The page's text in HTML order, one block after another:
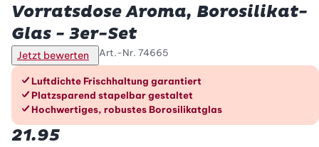
Vorratsdose Aroma, Borosilikat-
Glas - 3er-Set
Jetzt bewerten Art.-Nr. 74665
Die Vorteile im Überblick
Luftdichte Frischhaltung garantiert
Platzsparend stapelbar gestaltet
Hochwertiges, robustes Borosilikatglas
21.95